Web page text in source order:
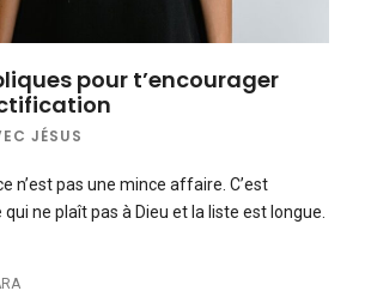
pour t’encourager
JÉSUS
n’est pas une mince affaire. C’est
ne plaît pas à Dieu et la liste est longue.